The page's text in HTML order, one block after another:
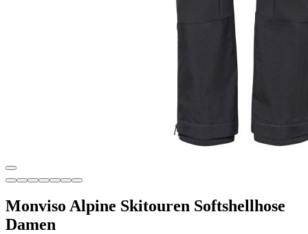
Monviso Alpine Skitouren Softshellhose
Damen